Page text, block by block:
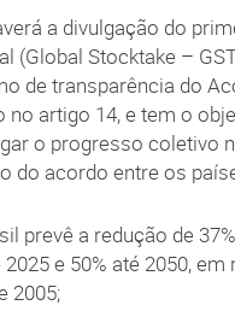
a divulgação do
(Global Stocktake –
de transparência do
no artigo 14, e tem o
o progresso coletivo
do acordo entre os
prevê a redução de
e 50% até 2050, em
2005;